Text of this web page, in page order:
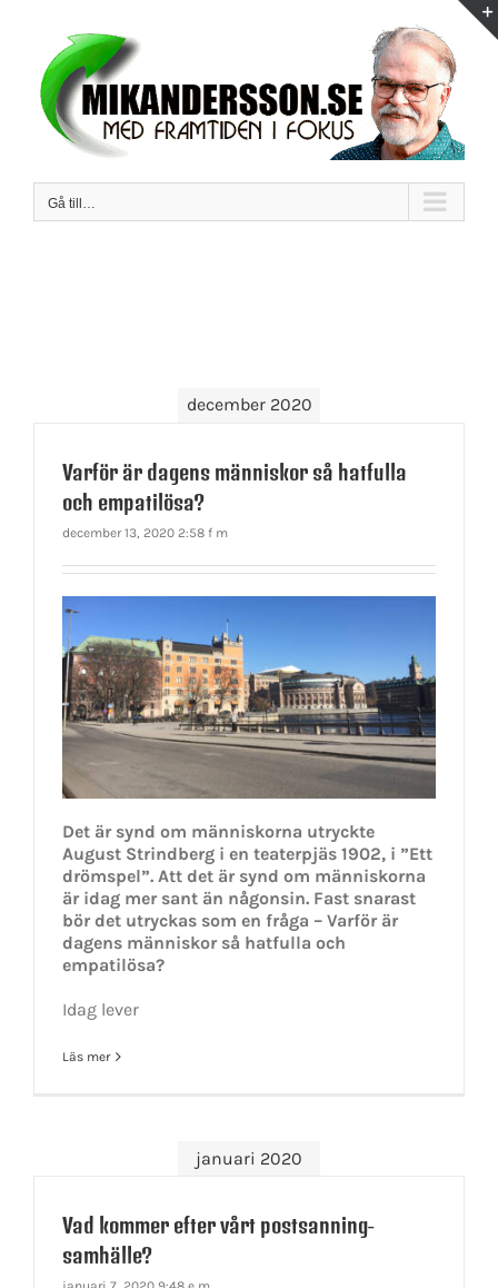
innehållet
Gå till…
december 2020
Varför är dagens människor så hatfulla
och empatilösa?
december 13, 2020 2:58 f m
Det är synd om människorna utryckte
August Strindberg i en teaterpjäs 1902, i ”Ett
drömspel”. Att det är synd om människorna
är idag mer sant än någonsin. Fast snarast
bör det utryckas som en fråga – Varför är
dagens människor så hatfulla och
empatilösa?
Idag lever
Läs mer
januari 2020
Vad kommer efter vårt postsanning-
samhälle?